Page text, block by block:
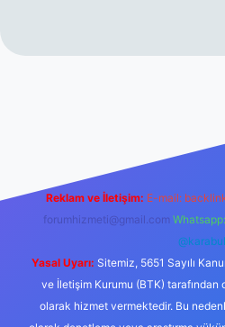
Reklam ve İletişim: E-mail:
forumhizmeti@gmail.com
@karabul
Yasal Uyarı: Sitemiz, 5651 Sayılı
ve İletişim Kurumu (BTK) tarafından
olarak hizmet vermektedir. Bu